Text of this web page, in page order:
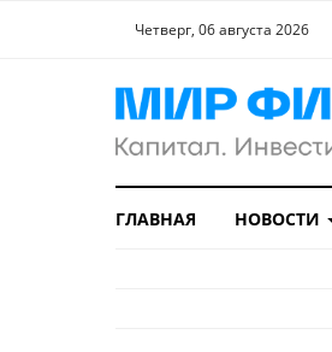
Четверг, 06 августа 2026
ГЛАВНАЯ НОВОСТИ